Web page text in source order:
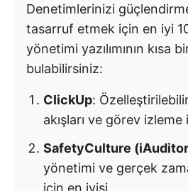
Denetimlerinizi
tasarruf etmek için en iyi
yönetimi yazılımının kısa
bulabilirsiniz:
ClickUp:
akışları ve görev
SafetyCulture
yönetimi ve gerçek
için en iyisi